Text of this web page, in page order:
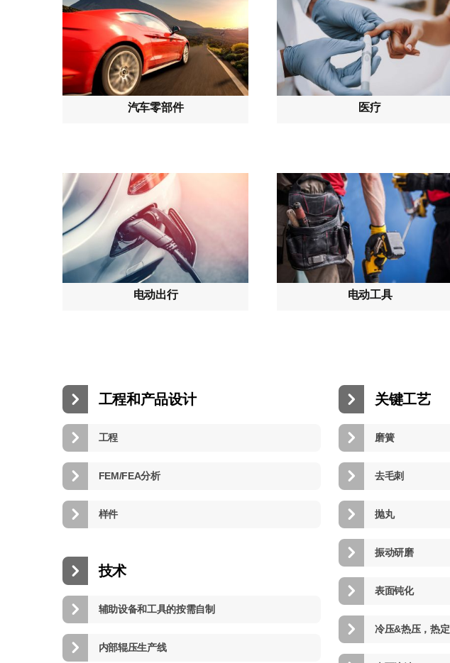
汽车零部件 医疗
电动出行 电动工具
工程和产品设计
工程
FEM/FEA分析
样件
技术
辅助设备和工具的按需自制
内部辊压生产线
关键工艺
磨簧
去毛刺
抛丸
振动研磨
表面钝化
冷压&热压，热定